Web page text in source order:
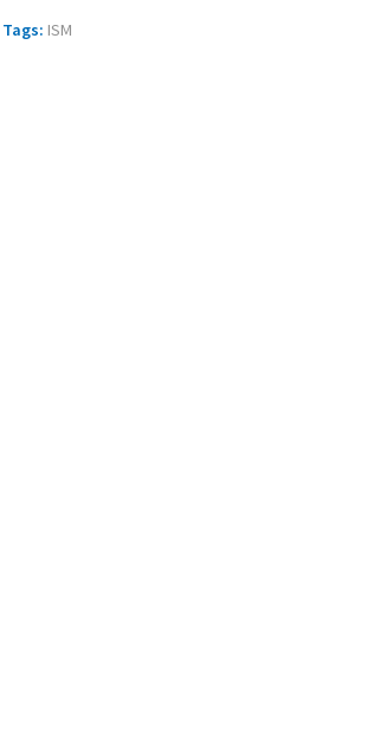
Tags: ISM